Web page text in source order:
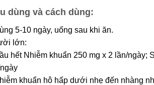
dùng và cách dùng:
5-10 ngày, uống sau khi ăn.
lớn:
hết Nhiễm khuẩn 250 mg x 2 lần/ngày;
khuẩn hô hấp dưới nhẹ đến nhàng